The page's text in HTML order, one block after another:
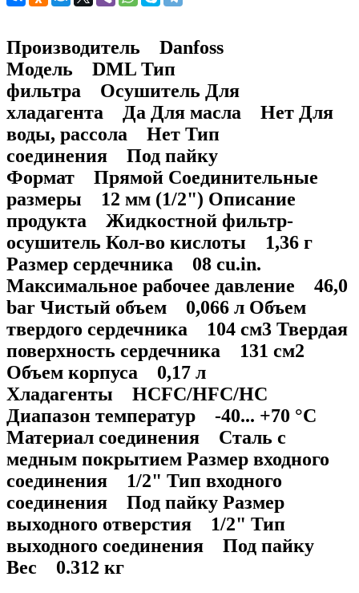
Производитель Danfoss
Модель DML Тип
фильтра Осушитель Для
хладагента Да Для масла Нет Для
воды, рассола Нет Тип
соединения Под пайку
Формат Прямой Соединительные
размеры 12 мм (1/2") Описание
продукта Жидкостной фильтр-
осушитель Кол-во кислоты 1,36 г
Размер сердечника 08 cu.in.
Максимальное рабочее давление 46,0
bar Чистый объем 0,066 л Объем
твердого сердечника 104 см3 Твердая
поверхность сердечника 131 см2
Объем корпуса 0,17 л
Хладагенты HCFC/HFC/HC
Диапазон температур -40... +70 °C
Материал соединения Сталь с
медным покрытием Размер входного
соединения 1/2" Тип входного
соединения Под пайку Размер
выходного отверстия 1/2" Тип
выходного соединения Под пайку
Вес 0.312 кг